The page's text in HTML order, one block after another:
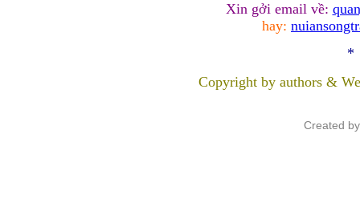
Xin gởi email về:
hay:
*
Copyright by authors &
Created